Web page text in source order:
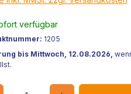
verfügbar
1205
bis Mittwoch, 12.08.2026,
Anzahl